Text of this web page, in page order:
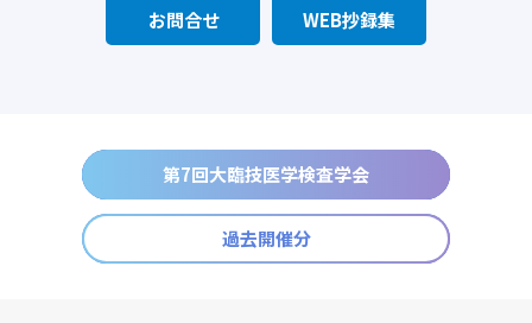
お問合せ WEB抄録集
第7回大臨技医学検査学会
過去開催分